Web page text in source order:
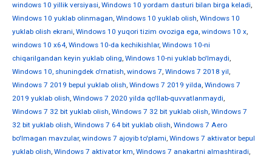
windows 10 yillik versiyasi, Windows 10 yordam dasturi bilan birga keladi,
Windows 10 yuklab olinmagan, Windows 10 yuklab olish, Windows 10
yuklab olish ekrani, Windows 10 yuqori tizim ovoziga ega, windows 10 х,
windows 10 х64, Windows 10-da kechikishlar, Windows 10-ni
chiqarilgandan keyin yuklab oling, Windows 10-ni yuklab bo'lmaydi,
Windows 10, shuningdek o'rnatish, windows 7, Windows 7 2018 yil,
Windows 7 2019 bepul yuklab olish, Windows 7 2019 yilda, Windows 7
2019 yuklab olish, Windows 7 2020 yilda qo'llab-quvvatlanmaydi,
Windows 7 32 bit yuklab olish, Windows 7 32 bit yuklab olish, Windows 7
32 bit yuklab olish, Windows 7 64 bit yuklab olish, Windows 7 Aero
bo'lmagan mavzular, windows 7 ajoyib to'plami, Windows 7 aktivator bepul
yuklab olish, Windows 7 aktivator km, Windows 7 anakartni almashtiradi,